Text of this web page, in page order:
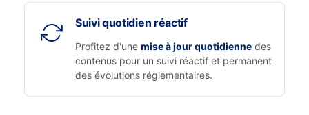
Suivi quotidien réactif
Profitez d'une mise à jour quotidienne des
contenus pour un suivi réactif et permanent
des évolutions réglementaires.